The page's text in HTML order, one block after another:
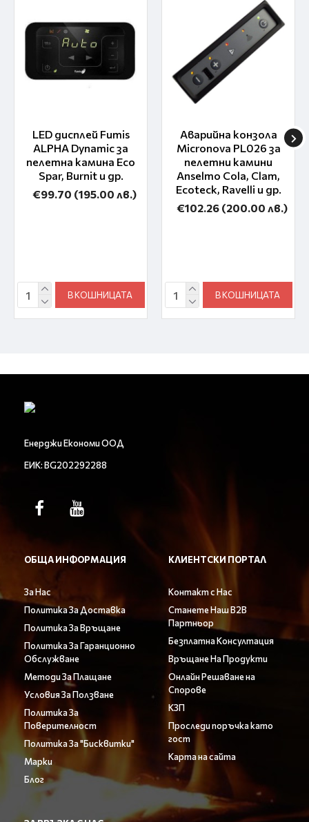
LED дисплей Fumis
ALPHA Dynamic за
пелетна камина Eco
Spar, Burnit и др.
€99.70 (195.00 лв.)
В КОШНИЦАТА
Аварийна конзола
Micronova PL026 за
пелетни камини
Anselmo Cola, Clam,
Ecoteck, Ravelli и др.
€102.26 (200.00 лв.)
В КОШНИЦАТА
Енерджи Економи ООД
ЕИК: BG202292288
ОБЩА ИНФОРМАЦИЯ
За Нас
Политика За Доставка
Политика За Връщане
Политика За Гаранционно
Обслужване
Методи За Плащане
Условия За Ползване
Политика За
Поверителност
Политика За "Бисквитки"
Марки
Блог
КЛИЕНТСКИ ПОРТАЛ
Контакт с Нас
Станете Наш B2B
Партньор
Безплатна Консултация
Връщане На Продукти
Онлайн Решаване на
Спорове
КЗП
Проследи поръчка като
гост
Карта на сайта